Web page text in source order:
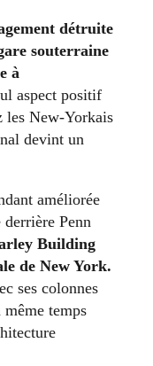
détruite
souterraine
à
aspect positif
les New-Yorkais
devint un
améliorée
Penn
Building
de New York.
ses colonnes
temps